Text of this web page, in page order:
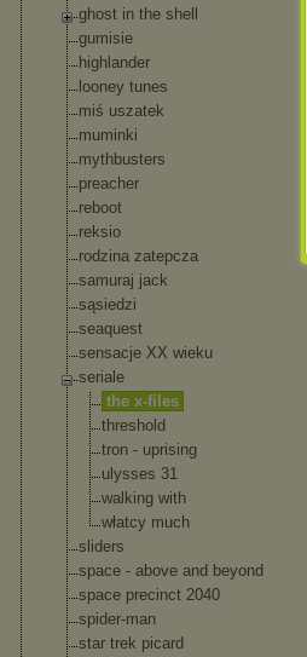
ghost in the shell
gumisie
highlander
looney tunes
miś uszatek
muminki
mythbusters
preacher
reboot
reksio
rodzina zatepcza
samuraj jack
sąsiedzi
seaquest
sensacje XX wieku
seriale
the x-files
threshol d
tron - uprising
ulysses 31
walking with
włatcy much
sliders
space - above and beyond
space precinct 2040
spider-man
star trek picard